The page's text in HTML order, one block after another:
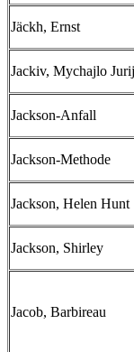
Jäckh, Ernst
Jackiv, Mychajlo
Jackson-Anfall
Jackson-Methode
Jackson, Helen Hunt
Jackson, Shirley
Jacob, Barbireau